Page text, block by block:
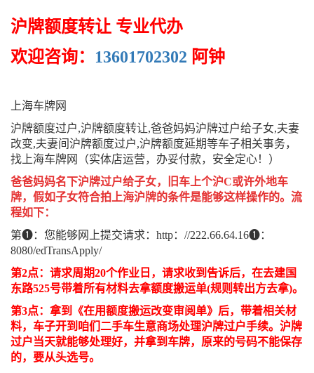
沪牌额度转让 专业代办
欢迎咨询： 13601702302 阿钟
上海车牌网
沪牌额度过户,沪牌额度转让,爸爸妈妈沪牌过户给子女,夫妻
改变,夫妻间沪牌额度过户,沪牌额度延期等车子相关事务，
找上海车牌网（实体店运营，办妥付款，安全定心！）
爸爸妈妈名下沪牌过户给子女，旧车上个沪C或许外地车
牌，假如子女符合拍上海沪牌的条件是能够这样操作的。流
程如下：
第❶：您能够网上提交请求：http：//222.66.64.16❶：
8080/edTransApply/
第2点：请求周期20个作业日，请求收到告诉后，在去建国
东路525号带着所有材料去拿额度搬运单(规则转出方去拿)。
第3点：拿到《在用额度搬运改变审阅单》后，带着相关材
料，车子开到咱们二手车生意商场处理沪牌过户手续。沪牌
过户当天就能够处理好，并拿到车牌，原来的号码不能保存
的，要从头选号。